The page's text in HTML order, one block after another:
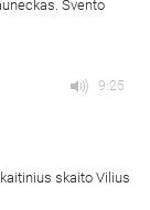
Švento
9:25
skaito Vilius